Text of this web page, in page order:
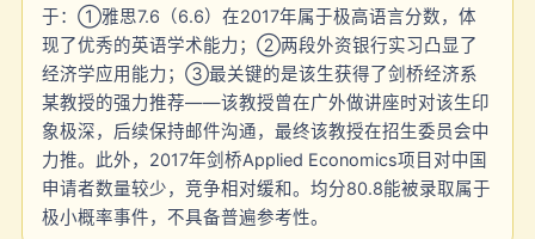
于：①雅思7.6（6.6）在2017年属于极高语言分数，体
现了优秀的英语学术能力；②两段外资银行实习凸显了
经济学应用能力；③最关键的是该生获得了剑桥经济系
某教授的强力推荐——该教授曾在广外做讲座时对该生印
象极深，后续保持邮件沟通，最终该教授在招生委员会中
力推。此外，2017年剑桥Applied Economics项目对中国
申请者数量较少，竞争相对缓和。均分80.8能被录取属于
极小概率事件，不具备普遍参考性。